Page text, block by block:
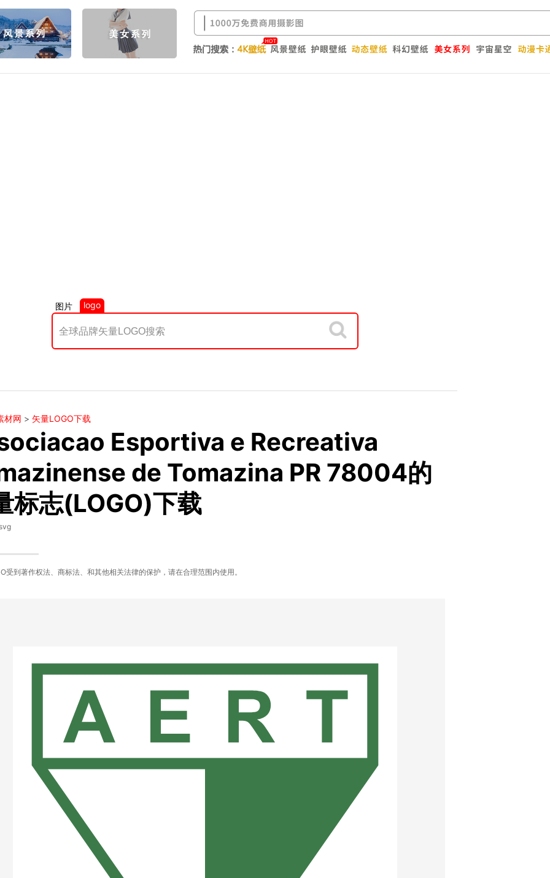
图片 logo
材网 > 矢量LOGO下载
Esportiva e Recreativa
de Tomazina PR 78004的
标志(LOGO)下载
受到著作权法、商标法、和其他相关法律的保护，请在合理范围内使用。